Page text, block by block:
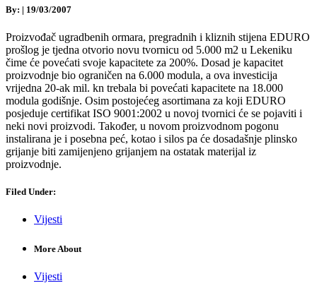
By: | 19/03/2007
Proizvođač ugradbenih ormara, pregradnih i kliznih stijena EDURO
prošlog je tjedna otvorio novu tvornicu od 5.000 m2 u Lekeniku
čime će povećati svoje kapacitete za 200%. Dosad je kapacitet
proizvodnje bio ograničen na 6.000 modula, a ova investicija
vrijedna 20-ak mil. kn trebala bi povećati kapacitete na 18.000
modula godišnje. Osim postojećeg asortimana za koji EDURO
posjeduje certifikat ISO 9001:2002 u novoj tvornici će se pojaviti i
neki novi proizvodi. Također, u novom proizvodnom pogonu
instalirana je i posebna peć, kotao i silos pa će dosadašnje plinsko
grijanje biti zamijenjeno grijanjem na ostatak materijal iz
proizvodnje.
Filed Under:
Vijesti
More About
Vijesti